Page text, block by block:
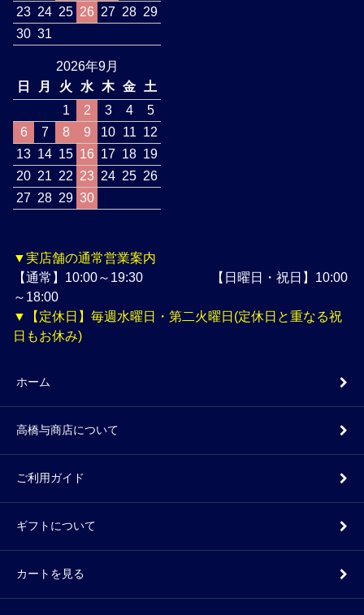
23 24 25 26 27 28 29
30 31
2026年9月
日
月 火 水 木 金
土
1
2 3 4
5
6
7 8 9 10 11 12
13 14 15 16 17 18 19
20 21 22 23 24 25 26
27 28 29 30
▼実店舗の通常営業案内
【通常】10:00～19:30 【日曜日・祝日】10:00
～18:00
▼【定休日】毎週水曜日・第二火曜日(定休日と重なる祝
日もお休み)
ホーム
高橋与商店について
ご利用ガイド
ギフトについて
カートを見る